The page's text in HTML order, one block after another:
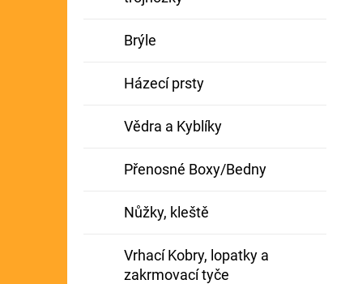
Brýle
Házecí prsty
Vědra a Kyblíky
Přenosné Boxy/Bedny
Nůžky, kleště
Vrhací Kobry, lopatky a
zakrmovací tyče